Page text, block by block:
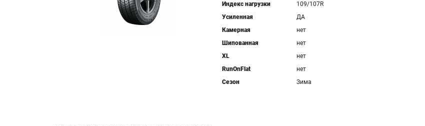
Индекс нагрузки
109/107R
Усиленная
ДА
Камерная
нет
Шипованная
нет
XL
нет
RunOnFlat
нет
Сезон
Зима